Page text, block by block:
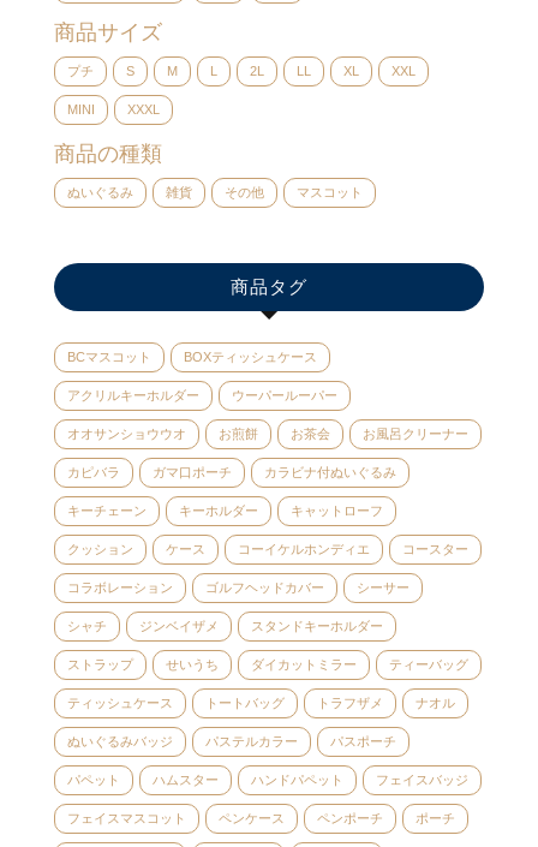
商品サイズ
プチ S M L 2L LL XL XXL
MINI XXXL
商品の種類
ぬいぐるみ 雑貨 その他 マスコット
商品タグ
BCマスコット BOXティッシュケース
アクリルキーホルダー ウーパールーパー
オオサンショウウオ お煎餅 お茶会 お風呂クリーナー
カピバラ ガマ口ポーチ カラビナ付ぬいぐるみ
キーチェーン キーホルダー キャットローフ
クッション ケース コーイケルホンディエ コースター
コラボレーション ゴルフヘッドカバー シーサー
シャチ ジンベイザメ スタンドキーホルダー
ストラップ せいうち ダイカットミラー ティーバッグ
ティッシュケース トートバッグ トラフザメ ナオル
ぬいぐるみバッジ パステルカラー パスポーチ
パペット ハムスター ハンドパペット フェイスバッジ
フェイスマスコット ペンケース ペンポーチ ポーチ